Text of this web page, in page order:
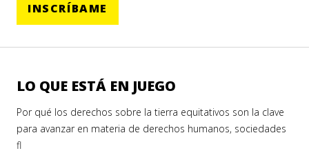
INSCRÍBAME
LO QUE ESTÁ EN JUEGO
Por qué los derechos sobre la tierra equitativos son la clave
para avanzar en materia de derechos humanos, sociedades
fl